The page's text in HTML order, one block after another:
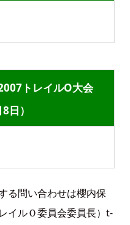
トレイルO大会
日）
る問い合わせは櫻内保
イルＯ委員会委員長）t-